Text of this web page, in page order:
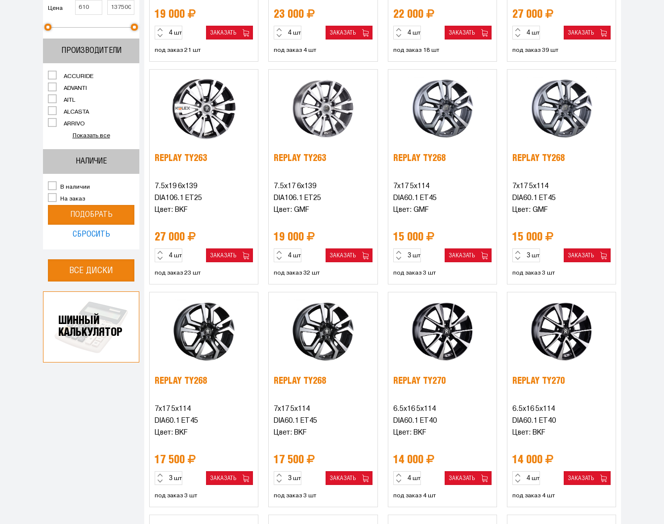
Цена
ПРОИЗВОДИТЕЛИ
ACCURIDE
ADVANTI
AITL
ALCASTA
ARRIVO
Показать все
НАЛИЧИЕ
В наличии
На заказ
ПОДОБРАТЬ
СБРОСИТЬ
ВСЕ ДИСКИ
ШИННЫЙ
КАЛЬКУЛЯТОР
19 000
шт ЗАКАЗАТЬ
под заказ 21 шт
23 000
шт ЗАКАЗАТЬ
под заказ 4 шт
22 000
шт ЗАКАЗАТЬ
под заказ 18 шт
27 000
шт ЗАКАЗАТЬ
под заказ 39 шт
REPLAY TY263
7.5x19 6x139
DIA106.1 ET25
Цвет: BKF
27 000
шт ЗАКАЗАТЬ
под заказ 23 шт
REPLAY TY263
7.5x17 6x139
DIA106.1 ET25
Цвет: GMF
19 000
шт ЗАКАЗАТЬ
под заказ 32 шт
REPLAY TY268
7x17 5x114
DIA60.1 ET45
Цвет: GMF
15 000
шт ЗАКАЗАТЬ
под заказ 3 шт
REPLAY TY268
7x17 5x114
DIA60.1 ET45
Цвет: GMF
15 000
шт ЗАКАЗАТЬ
под заказ 3 шт
REPLAY TY268
7x17 5x114
DIA60.1 ET45
Цвет: BKF
17 500
шт ЗАКАЗАТЬ
под заказ 3 шт
REPLAY TY268
7x17 5x114
DIA60.1 ET45
Цвет: BKF
17 500
шт ЗАКАЗАТЬ
под заказ 3 шт
REPLAY TY270
6.5x16 5x114
DIA60.1 ET40
Цвет: BKF
14 000
шт ЗАКАЗАТЬ
под заказ 4 шт
REPLAY TY270
6.5x16 5x114
DIA60.1 ET40
Цвет: BKF
14 000
шт ЗАКАЗАТЬ
под заказ 4 шт